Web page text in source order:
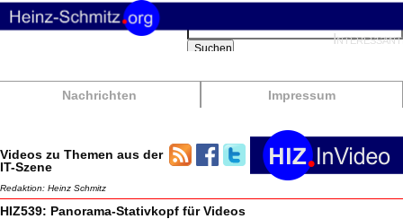
Nachrichten Impressum
Suchbegriffe
Suchen
Videos zu Themen aus der
IT-Szene
Redaktion: Heinz Schmitz
HIZ539: Panorama-Stativkopf für Videos